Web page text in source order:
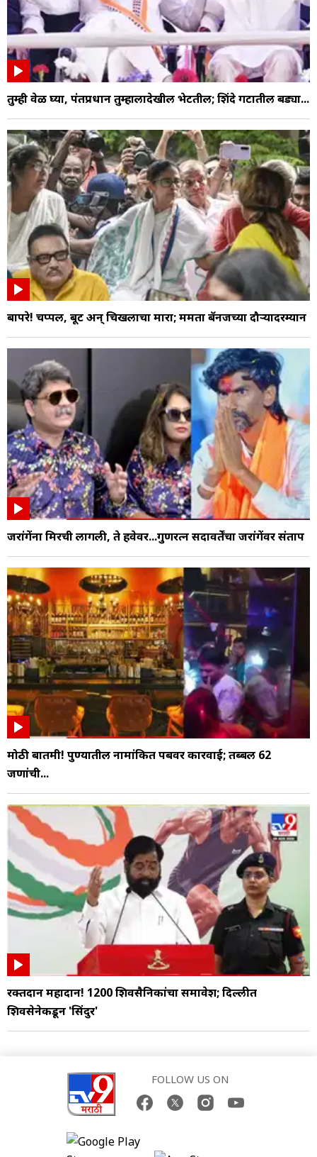
तुम्ही वेळ घ्या, पंतप्रधान तुम्हालादेखील भेटतील; शिंदे गटातील बड्या...
बापरे! चप्पल, बूट अन् चिखलाचा मारा; ममता बॅनर्जींच्या दौऱ्यादरम्यान
जरांगेंना मिरची लागली, ते हवेवर...गुणरत्न सदावर्तेंचा जरांगेंवर संताप
मोठी बातमी! पुण्यातील नामांकित पबवर कारवाई; तब्बल 62
जणांची...
रक्तदान महादान! 1200 शिवसैनिकांचा समावेश; दिल्लीत
शिवसेनेकडून 'सिंदुर'
FOLLOW US ON